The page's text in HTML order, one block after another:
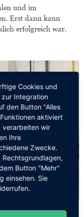
und im
Erst dann kann
erfolgreich war.
Cookies und
Integration
den Button "Alles
aktiviert
verarbeiten wir
Ihre
Zwecke.
Button "Mehr"
einsehen. Sie